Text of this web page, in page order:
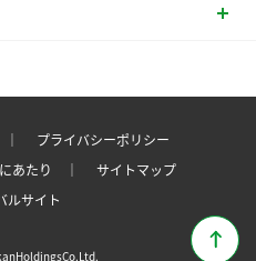
｜
プライバシーポリシー
にあたり ｜
サイトマップ
ルサイト